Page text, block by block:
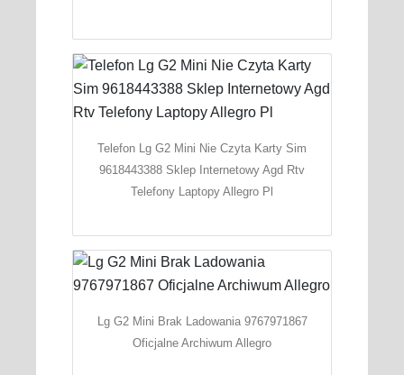
Telefon Lg G2 Mini Nie Czyta Karty Sim
9618443388 Sklep Internetowy Agd Rtv
Telefony Laptopy Allegro Pl
Lg G2 Mini Brak Ladowania 9767971867
Oficjalne Archiwum Allegro